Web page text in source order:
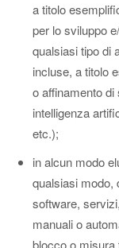
a titolo
per lo sviluppo
qualsiasi tipo di
incluse, a titolo
o affinamento
intelligenza
etc.);
in alcun modo
qualsiasi modo,
software,
manuali o
blocco o misura